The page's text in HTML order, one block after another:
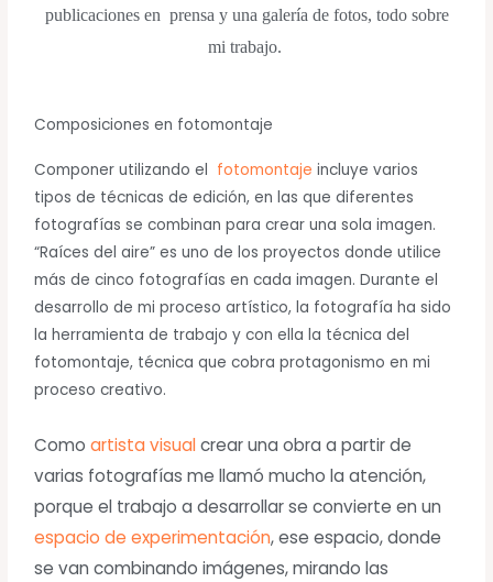
publicaciones en prensa y una galería de fotos, todo sobre
mi trabajo.
Composiciones en fotomontaje
Componer utilizando el fotomontaje incluye varios
tipos de técnicas de edición, en las que diferentes
fotografías se combinan para crear una sola imagen.
“Raíces del aire” es uno de los proyectos donde utilice
más de cinco fotografías en cada imagen. Durante el
desarrollo de mi proceso artístico, la fotografía ha sido
la herramienta de trabajo y con ella la técnica del
fotomontaje, técnica que cobra protagonismo en mi
proceso creativo.
Como artista visualcrear una obra a partir de
varias fotografías me llamó mucho la atención,
porque el trabajo a desarrollar se convierte en un
espacio de experimentación, ese espacio, donde
se van combinando imágenes, mirando las